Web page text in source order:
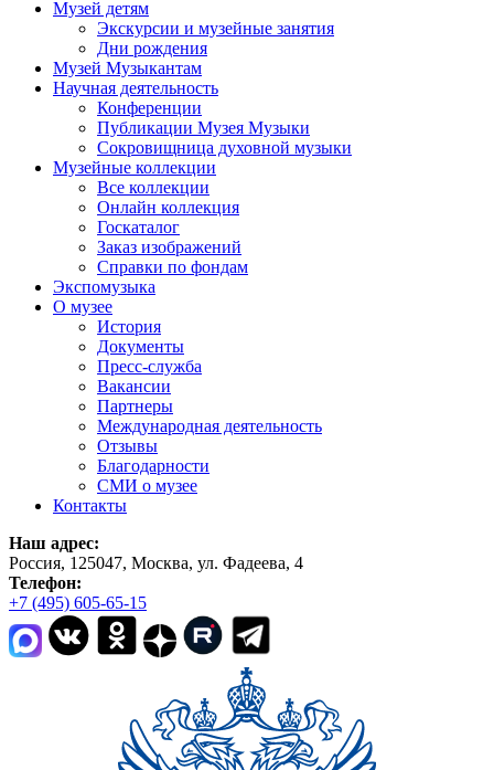
Музей детям
Экскурсии и музейные занятия
Дни рождения
Музей Музыкантам
Научная деятельность
Конференции
Публикации Музея Музыки
Сокровищница духовной музыки
Музейные коллекции
Все коллекции
Онлайн коллекция
Госкаталог
Заказ изображений
Справки по фондам
Экспомузыка
О музее
История
Документы
Пресс-служба
Вакансии
Партнеры
Международная деятельность
Отзывы
Благодарности
СМИ о музее
Контакты
Наш адрес:
Россия, 125047, Москва, ул. Фадеева, 4
Телефон:
+7 (495) 605-65-15